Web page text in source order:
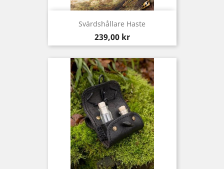
Svärdshållare Haste
Pris
239,00 kr